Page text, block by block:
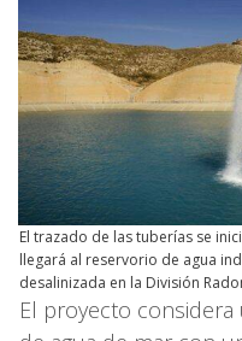
El trazado de las tuberías se
llegará al reservorio de agua
desalinizada en la División
El proyecto